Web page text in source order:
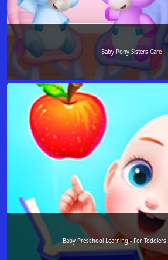
Baby Pony Sisters Care
Baby Preschool Learning - For